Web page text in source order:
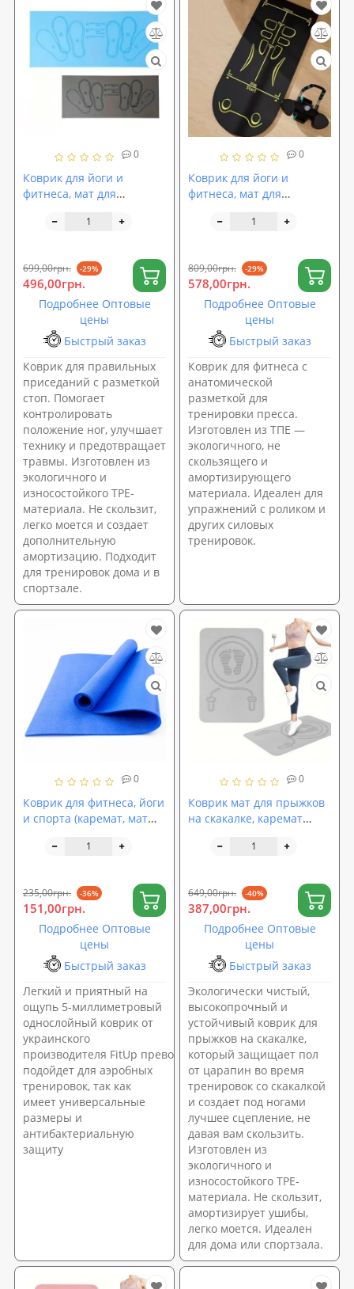
0
Коврик для йоги и
фитнеса, мат для
мат, каремат
699,00грн. -29%
496,00грн.
Подробнее Оптовые
цены
Быстрый заказ
Коврик для правильных
приседаний с разметкой
стоп. Помогает
контролировать
положение ног, улучшает
технику и предотвращает
травмы. Изготовлен из
экологичного и
износостойкого TPE-
материала. Не скользит,
легко моется и создает
дополнительную
амортизацию. Подходит
для тренировок дома и в
спортзале.
0
Коврик для йоги и
фитнеса, мат для
(йога мат, каремат
809,00грн. -29%
578,00грн.
Подробнее Оптовые
цены
Быстрый заказ
Коврик для фитнеса с
анатомической
разметкой для
тренировки пресса.
Изготовлен из ТПЕ —
экологичного, не
скользящего и
амортизирующего
материала. Идеален для
упражнений с роликом и
других силовых
тренировок.
0
Коврик для фитнеса, йоги
и спорта (каремат, мат
5мм (F-00008)
235,00грн. -36%
151,00грн.
Подробнее Оптовые
цены
Быстрый заказ
Легкий и приятный на
ощупь 5-миллиметровый
однослойный коврик от
украинского
производителя FitUp превосходно
подойдет для аэробных
тренировок, так как
имеет универсальные
размеры и
антибактериальную
защиту
0
Коврик мат для прыжков
на скакалке, каремат
и спорта TPE 10мм
649,00грн. -40%
387,00грн.
Подробнее Оптовые
цены
Быстрый заказ
Экологически чистый,
высокопрочный и
устойчивый коврик для
прыжков на скакалке,
который защищает пол
от царапин во время
тренировок со скакалкой
и создает под ногами
лучшее сцепление, не
давая вам скользить.
Изготовлен из
экологичного и
износостойкого TPE-
материала. Не скользит,
амортизирует ушибы,
легко моется. Идеален
для дома или спортзала.